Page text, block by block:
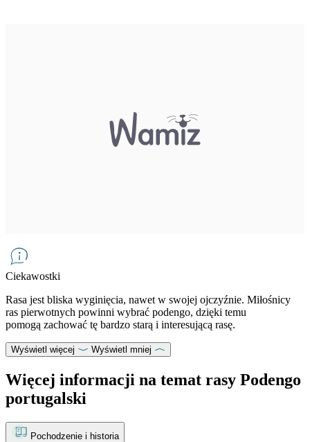
Ciekawostki
Rasa jest bliska wyginięcia, nawet w swojej ojczyźnie. Miłośnicy
ras pierwotnych powinni wybrać podengo, dzięki temu
pomogą zachować tę bardzo starą i interesującą rasę.
Wyświetl więcej Wyświetl mniej
Więcej informacji na temat rasy Podengo
portugalski
Pochodzenie i historia